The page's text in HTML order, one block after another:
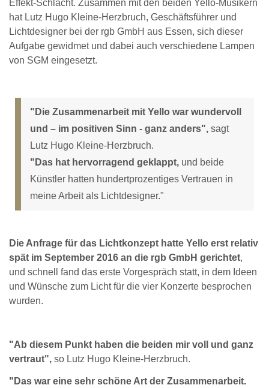
Effekt-Schlacht. Zusammen mit den beiden Yello-Musikern
hat Lutz Hugo Kleine-Herzbruch, Geschäftsführer und
Lichtdesigner bei der rgb GmbH aus Essen, sich dieser
Aufgabe gewidmet und dabei auch verschiedene Lampen
von SGM eingesetzt.
"Die Zusammenarbeit mit Yello war wundervoll
und – im positiven Sinn - ganz anders", sagt
Lutz Hugo Kleine-Herzbruch.
"Das hat hervorragend geklappt, und beide
Künstler hatten hundertprozentiges Vertrauen in
meine Arbeit als Lichtdesigner."
Die Anfrage für das Lichtkonzept hatte Yello erst relativ
spät im September 2016 an die rgb GmbH gerichtet,
und schnell fand das erste Vorgespräch statt, in dem Ideen
und Wünsche zum Licht für die vier Konzerte besprochen
wurden.
"Ab diesem Punkt haben die beiden mir voll und ganz
vertraut", so Lutz Hugo Kleine-Herzbruch.
"Das war eine sehr schöne Art der Zusammenarbeit.